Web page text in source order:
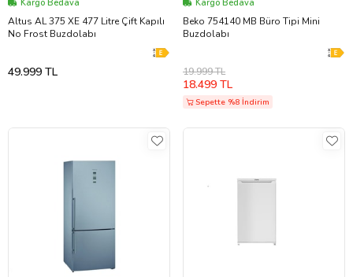
Kargo Bedava
Altus AL 375 XE 477 Litre Çift Kapılı
No Frost Buzdolabı
49.999 TL
Kargo Bedava
Beko 754140 MB Büro Tipi Mini
Buzdolabı
19.999 TL
18.499 TL
Sepette %8 İndirim